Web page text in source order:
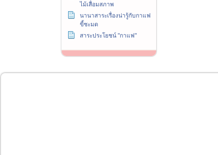
ไม้เสื่อมสภาพ
นานาสาระเรื่องน่ารู้กับกาแฟ
ขี้ชะมด
สาระประโยชน์ "กาแฟ"